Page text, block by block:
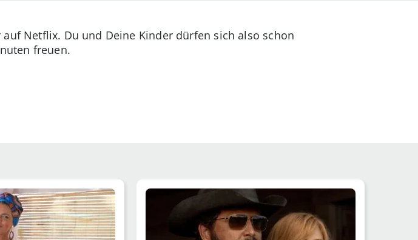
Netflix. Du und Deine Kinder dürfen sich also schon
freuen.